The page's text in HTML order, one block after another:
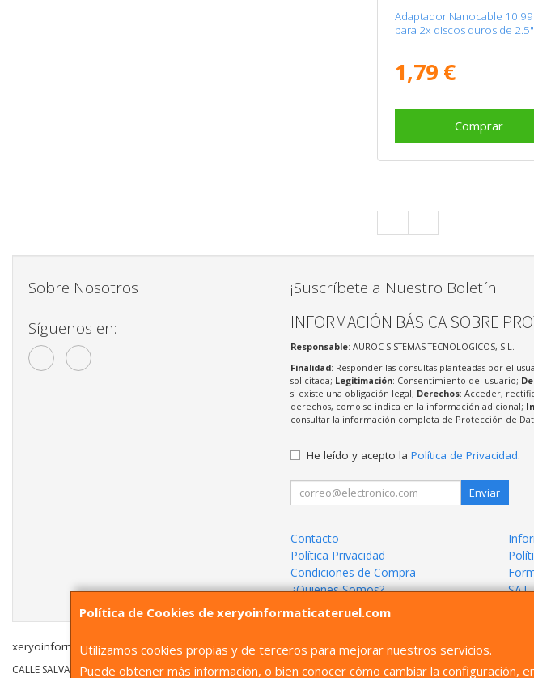
Adaptador Nanocable
para 2x discos duros de 2.5"
1,79 €
Comprar
Política de Cookies de xeryoinformaticateruel.com
Utilizamos cookies propias y de terceros para mejorar nuestros servicios.
Puede obtener más información, o bien conocer cómo cambiar la configuración,
Sobre Nosotros
Síguenos en:
¡Suscríbete a Nuestro Boletín!
INFORMACIÓN BÁSICA SOBRE
Responsable: AUROC SISTEMAS TECNOLOGICOS, S.L.
Finalidad: Responder las consultas planteadas por el
solicitada; Legitimación: Consentimiento del usuario;
si existe una obligación legal; Derechos: Acceder,
derechos, como se indica en la información adicional;
consultar la información completa de Protección de
He leído y acepto la Política de Privacidad.
Enviar
Contacto
Política Privacidad
Condiciones de Compra
¿Quienes Somos?
SAT
xeryoinformaticateruel.com © 2026
CALLE SALVADOR 8, 44001, Teruel, España. -Tfno: 978609514 Whatsapp666405033